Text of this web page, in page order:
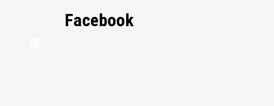
Facebook